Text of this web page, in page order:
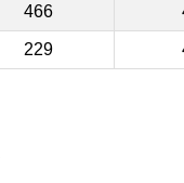
466
229